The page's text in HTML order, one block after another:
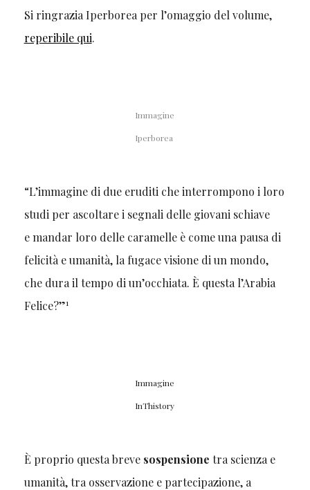
Si ringrazia Iperborea per l’omaggio del volume,
reperibile qui.
Immagine
Iperborea
“L’immagine di due eruditi che interrompono i loro
studi per ascoltare i segnali delle giovani schiave
e mandar loro delle caramelle è come una pausa di
felicità e umanità, la fugace visione di un mondo,
che dura il tempo di un’occhiata. È questa l’Arabia
Felice?”1
Immagine
InThistory
È proprio questa brevesospensione tra scienza e
umanità, tra osservazione e partecipazione, a